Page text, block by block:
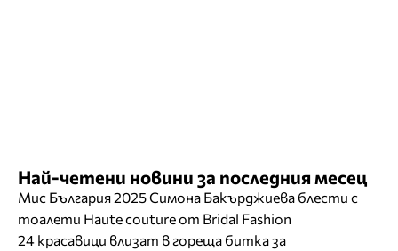
Най-четени новини за последния месец
Мис България 2025 Симона Бакърджиева блести с
тоалети Haute couture от Bridal Fashion
24 красавици влизат в гореща битка за